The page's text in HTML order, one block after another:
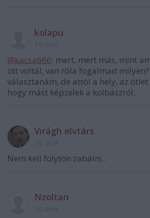
kolapu
@kacsa666: mert, mert más, mint
ott voltál, van róla fogalmad milyen?
választanám, de attól a hely, az
hogy mást képzelek a kolbászról.
Virágh elvtárs
Nem kell folyton zabálni..
Nzoltan